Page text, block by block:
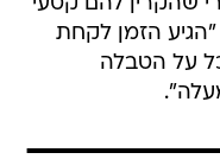
"הגיע הזמן לקחת
על הטבלה